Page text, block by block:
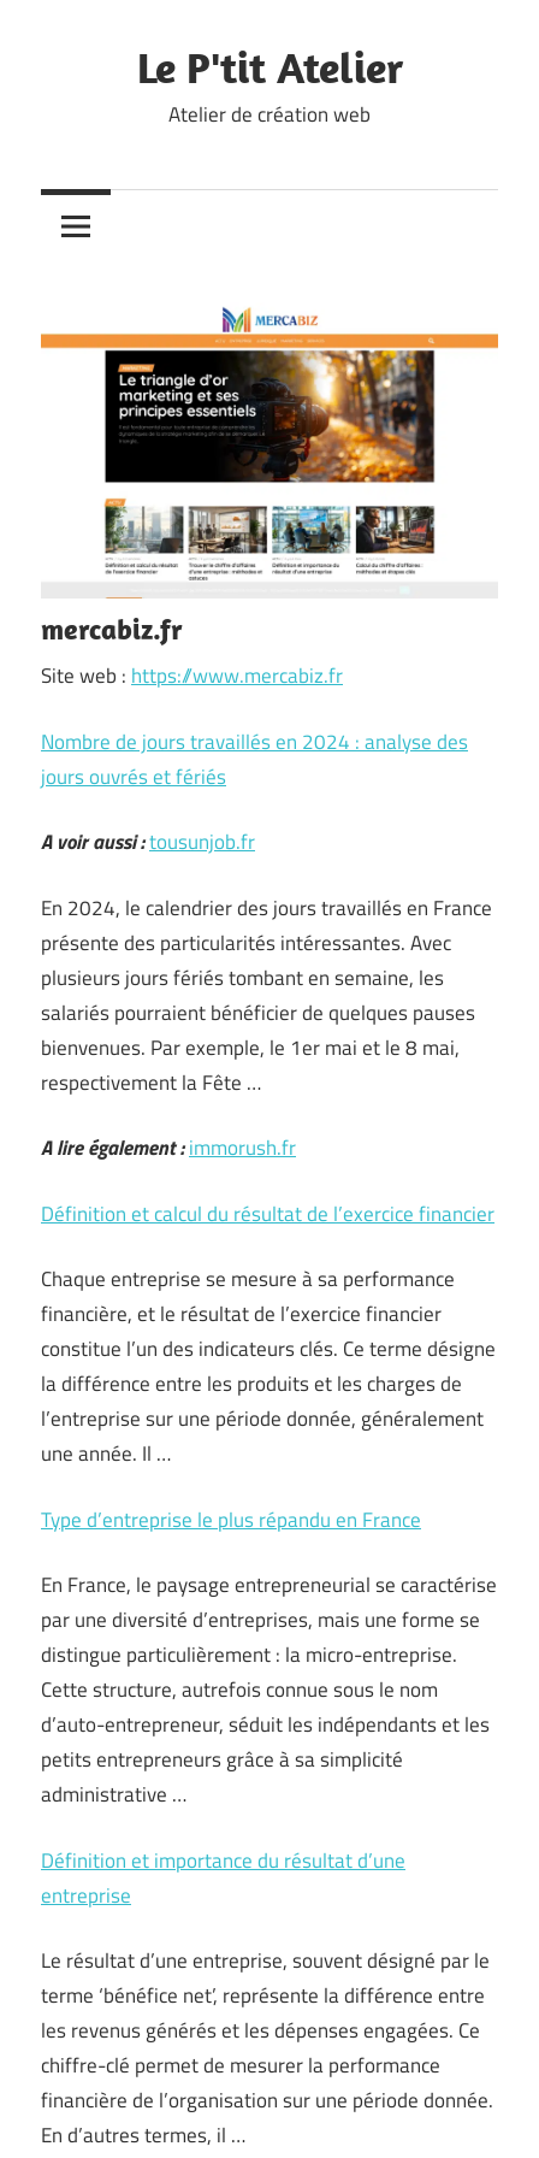
Le P'tit Atelier
Atelier de création web
mercabiz.fr
Site web : https://www.mercabiz.fr
Nombre de jours travaillés en 2024 : analyse des
jours ouvrés et fériés
A voir aussi :tousunjob.fr
En 2024, le calendrier des jours travaillés en France
présente des particularités intéressantes. Avec
plusieurs jours fériés tombant en semaine, les
salariés pourraient bénéficier de quelques pauses
bienvenues. Par exemple, le 1er mai et le 8 mai,
respectivement la Fête …
A lire également :immorush.fr
Définition et calcul du résultat de l’exercice financier
Chaque entreprise se mesure à sa performance
financière, et le résultat de l’exercice financier
constitue l’un des indicateurs clés. Ce terme désigne
la différence entre les produits et les charges de
l’entreprise sur une période donnée, généralement
une année. Il …
Type d’entreprise le plus répandu en France
En France, le paysage entrepreneurial se caractérise
par une diversité d’entreprises, mais une forme se
distingue particulièrement : la micro-entreprise.
Cette structure, autrefois connue sous le nom
d’auto-entrepreneur, séduit les indépendants et les
petits entrepreneurs grâce à sa simplicité
administrative …
Définition et importance du résultat d’une
entreprise
Le résultat d’une entreprise, souvent désigné par le
terme ‘bénéfice net’, représente la différence entre
les revenus générés et les dépenses engagées. Ce
chiffre-clé permet de mesurer la performance
financière de l’organisation sur une période donnée.
En d’autres termes, il …